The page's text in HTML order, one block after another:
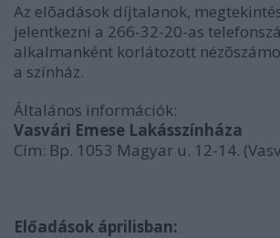
Az elõadások díjtalanok,
jelentkezni a 266-32-20-as
alkalmanként korlátozott
a színház.
Általános információk:
Vasvári Emese Lakásszínháza
Cím: Bp. 1053 Magyar u. 12-14.
Előadások áprilisban: